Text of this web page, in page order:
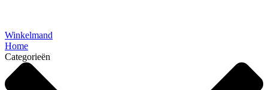
Winkelmand
Home
Categorieën